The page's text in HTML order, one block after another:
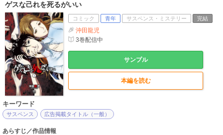
ゲスな己れを死るがいい
コミック 青年 サスペンス・ミステリー 完結
沖田龍児
3巻配信中
サンプル
本編を読む
キーワード
サスペンス 広告掲載タイトル（一般）
あらすじ／作品情報